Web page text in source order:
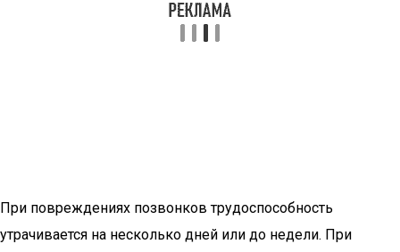
При повреждениях позвонков трудоспособность
утрачивается на несколько дней или до недели. При